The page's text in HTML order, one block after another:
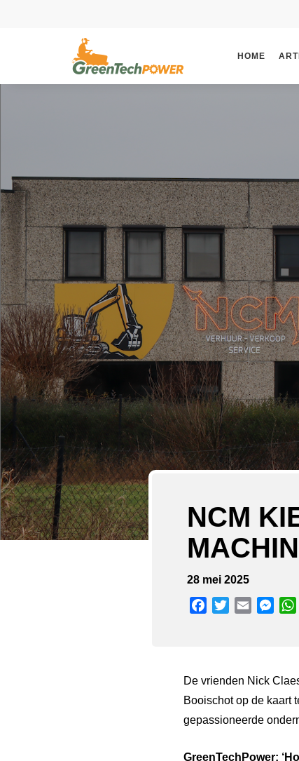
HOME
NCM
28 mei 2025
Facebook
TwitterEmail
De vrienden Nick
Booischot op de kaart
gepassioneerde
GreenTechPower: